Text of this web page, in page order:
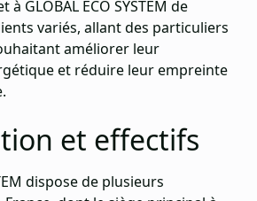
GLOBAL ECO SYSTEM de
variés, allant des particuliers
améliorer leur
et réduire leur empreinte
et effectifs
dispose de plusieurs